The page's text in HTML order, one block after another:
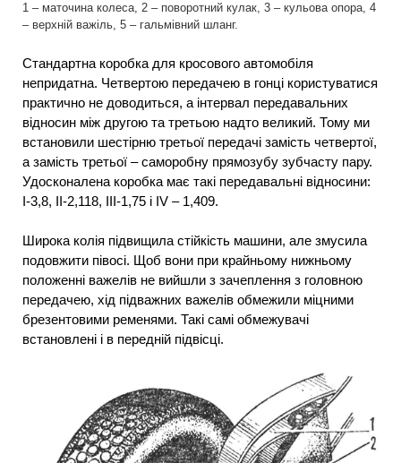
1 – маточина колеса, 2 – поворотний кулак, 3 – кульова опора, 4
– верхній важіль, 5 – гальмівний шланг.
Стандартна коробка для кросового автомобіля
непридатна. Четвертою передачею в гонці користуватися
практично не доводиться, а інтервал передавальних
відносин між другою та третьою надто великий. Тому ми
встановили шестірню третьої передачі замість четвертої,
а замість третьої – саморобну прямозубу зубчасту пару.
Удосконалена коробка має такі передавальні відносини:
I-3,8, II-2,118, III-1,75 і IV – 1,409.
Широка колія підвищила стійкість машини, але змусила
подовжити півосі. Щоб вони при крайньому нижньому
положенні важелів не вийшли з зачеплення з головною
передачею, хід підважних важелів обмежили міцними
брезентовими ременями. Такі самі обмежувачі
встановлені і в передній підвісці.